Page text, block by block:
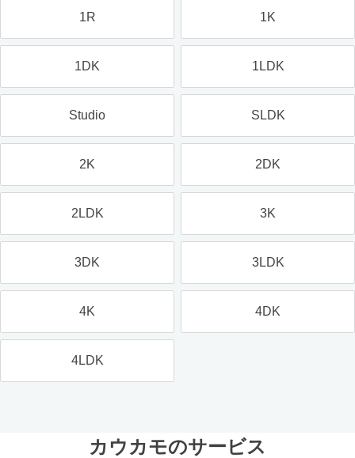
1R 1K
1DK 1LDK
Studio SLDK
2K 2DK
2LDK 3K
3DK 3LDK
4K 4DK
4LDK
カウカモのサービス